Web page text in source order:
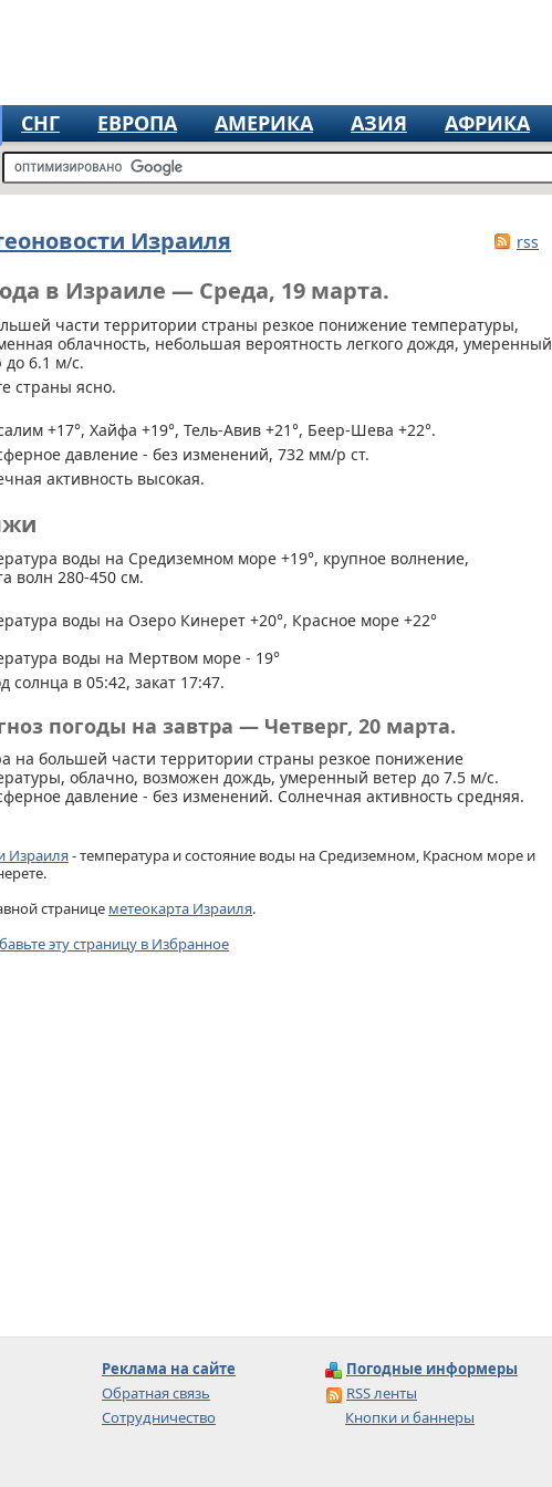
СНГ ЕВРОПА АМЕРИКА АЗИЯ АФРИКА
Израиля rss
в Израиле — Среда, 19 марта.
части территории страны резкое понижение температуры,
облачность, небольшая вероятность легкого дождя, умеренный
до 6.1 м/с.
страны ясно.
+17°, Хайфа +19°, Тель-Авив +21°, Беер-Шева +22°.
давление - без изменений, 732 мм/р ст.
активность высокая.
воды на Средиземном море +19°, крупное волнение,
волн 280-450 см.
воды на Озеро Кинерет +20°, Красное море +22°
воды на Мертвом море - 19°
солнца в 05:42, закат 17:47.
погоды на завтра — Четверг, 20 марта.
на большей части территории страны резкое понижение
облачно, возможен дождь, умеренный ветер до 7.5 м/с.
давление - без изменений. Солнечная активность средняя.
Израиля- температура и состояние воды на Средиземном, Красном море и
странице метеокарта Израиля.
эту страницу в Избранное
Реклама на сайте
Обратная связь
Сотрудничество
Погодные информеры
RSS ленты
Кнопки и баннеры